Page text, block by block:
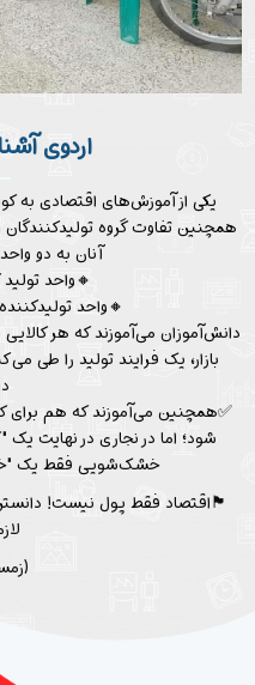
اردوی
یکی از آموزش‌های اقتصادی به
همچنین تفاوت گروه
آنان به دو
🔸واحد
🔸واحد
دانش‌آموزان می‌آموزند که هر
بازار، یک فرایند تولید را طی
✅همچنین می‌آموزند که هم برای
شود؛ اما در نجاری در نهایت
خشک‌شویی فقط یک
🏴اقتصاد فقط پول نیست!